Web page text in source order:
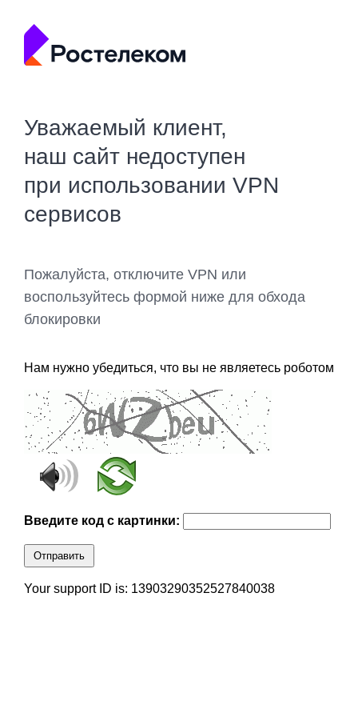
Уважаемый клиент,
наш сайт недоступен
при использовании VPN
сервисов
Пожалуйста, отключите VPN или
воспользуйтесь формой ниже для обхода
блокировки
Нам нужно убедиться, что вы не являетесь роботом
Введите код с картинки:
Отправить
Your support ID is: 13903290352527840038